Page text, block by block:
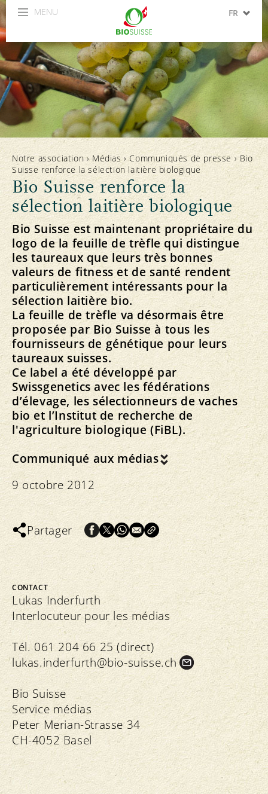
MENU FR
IT
Notre association › Médias›Communiqués de presse › Bio
Suisse renforce la sélection laitière biologique
Bio Suisse renforce la
sélection laitière biologique
Bio Suisse est maintenant propriétaire du
logo de la feuille de trèfle qui distingue
les taureaux que leurs très bonnes
valeurs de fitness et de santé rendent
particulièrement intéressants pour la
sélection laitière bio.
La feuille de trèfle va désormais être
proposée par Bio Suisse à tous les
fournisseurs de génétique pour leurs
taureaux suisses.
Ce label a été développé par
Swissgenetics avec les fédérations
d’élevage, les sélectionneurs de vaches
bio et l’Institut de recherche de
l'agriculture biologique (FiBL).
Communiqué aux médias
9 octobre 2012
Partager
CONTACT
Lukas Inderfurth
Interlocuteur pour les médias
Tél. 061 204 66 25 (direct)
lukas.inderfurth@bio-suisse.ch
Bio Suisse
Service médias
Peter Merian-Strasse 34
CH-4052 Basel